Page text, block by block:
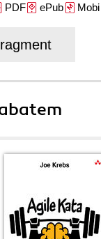
ePubMobi